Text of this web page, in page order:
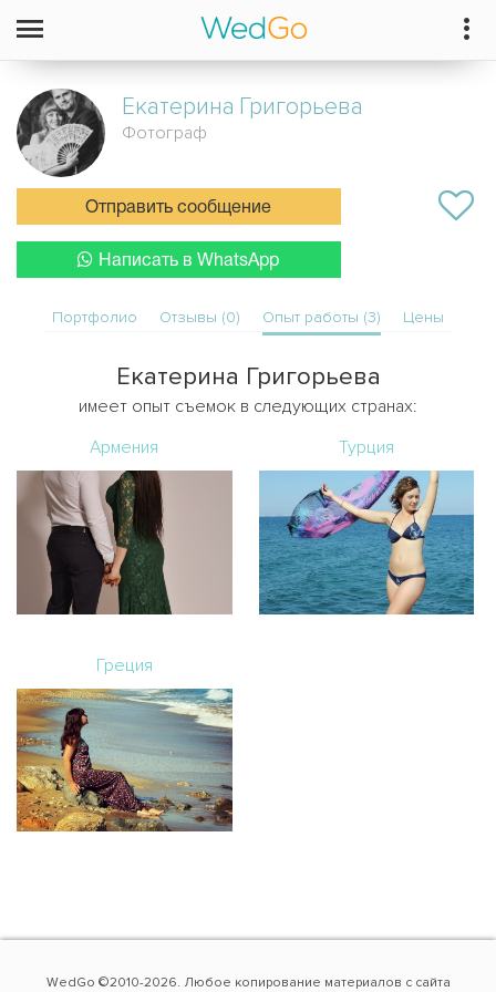
Екатерина Григорьева
Фотограф
Отправить сообщение
Написать в WhatsApp
Портфолио Отзывы (0) Опыт работы (3) Цены
Екатерина Григорьева
имеет опыт съемок в следующих странах:
Армения
Турция
Греция
WedGo ©2010-2026. Любое копирование материалов с сайта